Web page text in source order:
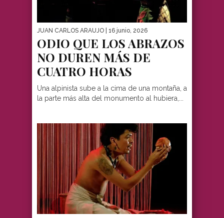
JUAN CARLOS ARAUJO | 16 junio, 2026
ODIO QUE LOS ABRAZOS
NO DUREN MÁS DE
CUATRO HORAS
Una alpinista sube a la cima de una montaña, a
la parte más alta del monumento al hubiera,...